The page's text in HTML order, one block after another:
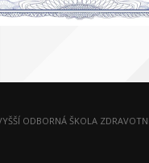
ODBORNÁ ŠKOLA